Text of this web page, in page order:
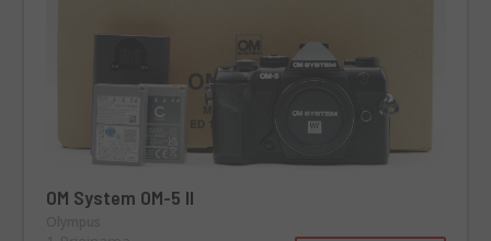
OM System OM-5 II